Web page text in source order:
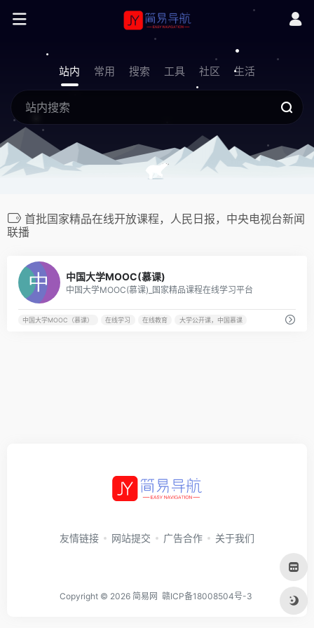
站内 常用 搜索 工具 社区 生活
首批国家精品在线开放课程，人民日报，中央电视台新闻
联播
中国大学MOOC(慕课)
中国大学MOOC(慕课)_国家精品课程在线学习平台
中国大学MOOC（慕课） 在线学习 在线教育 大学公开课，中国慕课
友情链接 网站提交 广告合作 关于我们
Copyright © 2026 简易网 赣ICP备18008504号-3